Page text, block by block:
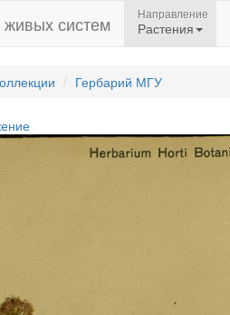
систем Направление
Растения
Гербарий МГУ